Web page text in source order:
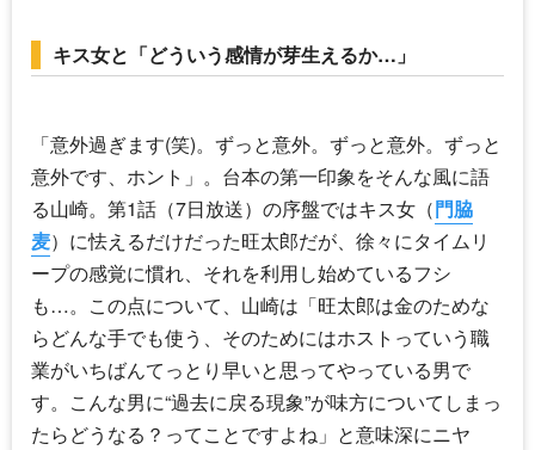
キス女と「どういう感情が芽生えるか…」
「意外過ぎます(笑)。ずっと意外。ずっと意外。ずっと
意外です、ホント」。台本の第一印象をそんな風に語
る山崎。第1話（7日放送）の序盤ではキス女（門脇
麦）に怯えるだけだった旺太郎だが、徐々にタイムリ
ープの感覚に慣れ、それを利用し始めているフシ
も…。この点について、山崎は「旺太郎は金のためな
らどんな手でも使う、そのためにはホストっていう職
業がいちばんてっとり早いと思ってやっている男で
す。こんな男に“過去に戻る現象”が味方についてしまっ
たらどうなる？ってことですよね」と意味深にニヤ